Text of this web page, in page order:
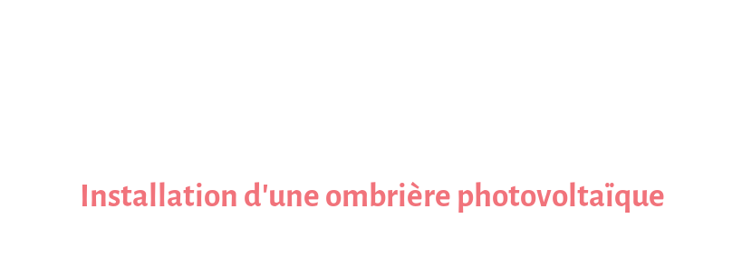
Installation d'une ombrière photovoltaïque